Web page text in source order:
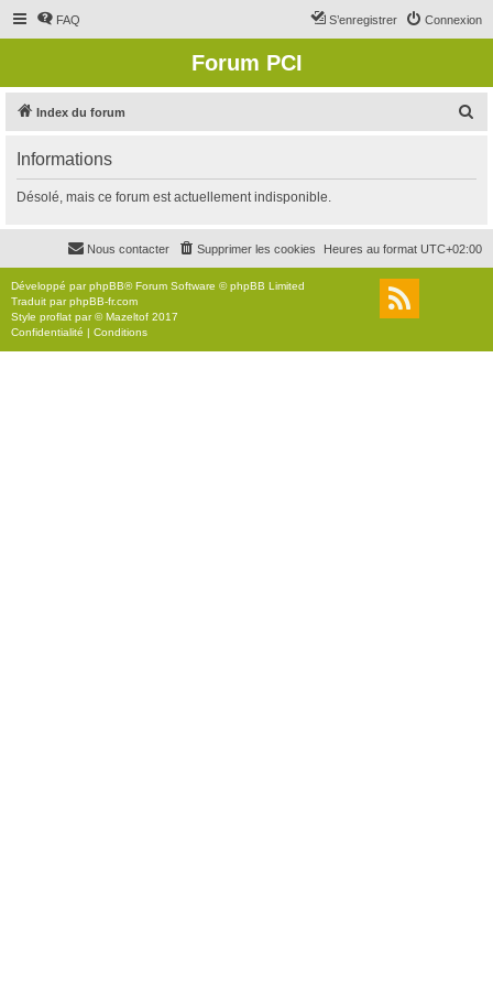
FAQ Connexion
S’enregistrer
Forum PCI
Index du forum
r
c
r
Informations
Désolé, mais ce forum est actuellement indisponible.
Heures au format UTC+02:00
Supprimer les cookies
Nous contacter
Développé parphpBB® Forum Software © phpBB Limited
Traduit parphpBB-fr.com
Style proflat par ©Mazeltof 2017
Confidentialité | Conditions